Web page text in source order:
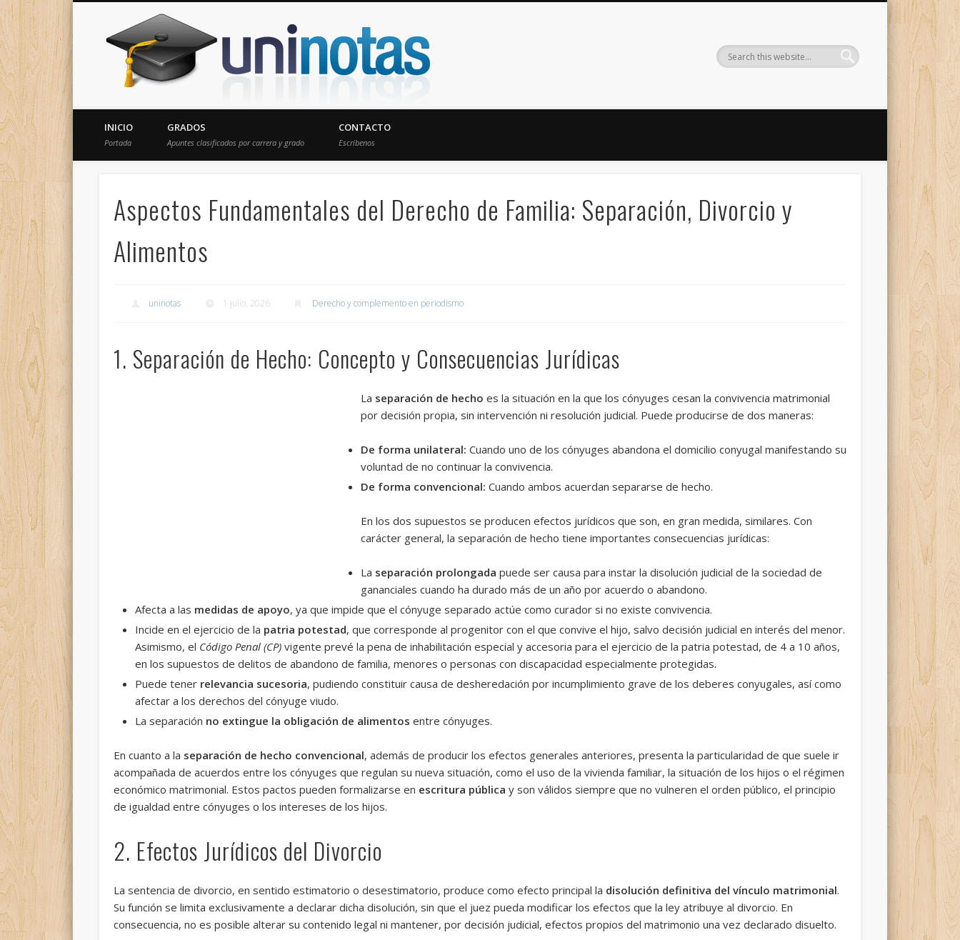
Donde encontrarás todas los apuntes de tu carrera
INICIO
Portada
GRADOS
Apuntes clasificados por carrera y grado
CONTACTO
Escríbenos
Aspectos Fundamentales del Derecho de Familia: Separación, Divorcio y
Alimentos
uninotas 1 julio, 2026 Derecho y complemento en periodismo
1. Separación de Hecho: Concepto y Consecuencias Jurídicas
La separación de hecho es la situación en la que los cónyuges cesan la convivencia matrimonial
por decisión propia, sin intervención ni resolución judicial. Puede producirse de dos maneras:
De forma unilateral: Cuando uno de los cónyuges abandona el domicilio conyugal manifestando su
voluntad de no continuar la convivencia.
De forma convencional: Cuando ambos acuerdan separarse de hecho.
En los dos supuestos se producen efectos jurídicos que son, en gran medida, similares. Con
carácter general, la separación de hecho tiene importantes consecuencias jurídicas:
La separación prolongada puede ser causa para instar la disolución judicial de la sociedad de
gananciales cuando ha durado más de un año por acuerdo o abandono.
Afecta a las medidas de apoyo, ya que impide que el cónyuge separado actúe como curador si no existe convivencia.
Incide en el ejercicio de la patria potestad, que corresponde al progenitor con el que convive el hijo, salvo decisión judicial en interés del menor.
Asimismo, el Código Penal (CP)vigente prevé la pena de inhabilitación especial y accesoria para el ejercicio de la patria potestad, de 4 a 10 años,
en los supuestos de delitos de abandono de familia, menores o personas con discapacidad especialmente protegidas.
Puede tener relevancia sucesoria, pudiendo constituir causa de desheredación por incumplimiento grave de los deberes conyugales, así como
afectar a los derechos del cónyuge viudo.
La separación no extingue la obligación de alimentos entre cónyuges.
En cuanto a la separación de hecho convencional, además de producir los efectos generales anteriores, presenta la particularidad de que suele ir
acompañada de acuerdos entre los cónyuges que regulan su nueva situación, como el uso de la vivienda familiar, la situación de los hijos o el régimen
económico matrimonial. Estos pactos pueden formalizarse en escritura pública y son válidos siempre que no vulneren el orden público, el principio
de igualdad entre cónyuges o los intereses de los hijos.
2. Efectos Jurídicos del Divorcio
La sentencia de divorcio, en sentido estimatorio o desestimatorio, produce como efecto principal la disolución definitiva del vínculo matrimonial.
Su función se limita exclusivamente a declarar dicha disolución, sin que el juez pueda modificar los efectos que la ley atribuye al divorcio. En
consecuencia, no es posible alterar su contenido legal ni mantener, por decisión judicial, efectos propios del matrimonio una vez declarado disuelto.